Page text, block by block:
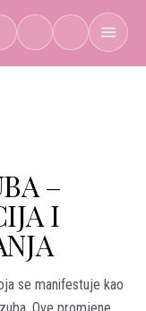
–
I
se manifestuje kao